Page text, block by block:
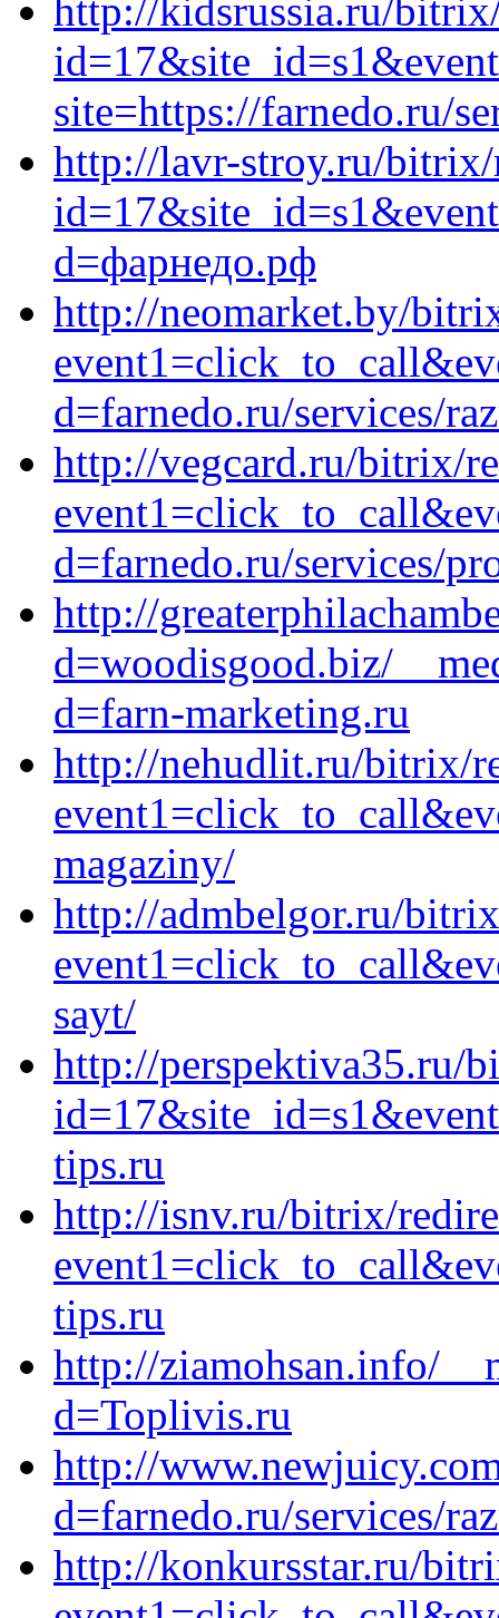
http://kidsrussia.ru/
site=https://farnedo.ru/
http://lavr-stroy.ru/
d=фарнедо.рф
http://neomarket.by/
d=farnedo.ru/services/
http://vegcard.ru/bitrix/
d=farnedo.ru/services/
http://
d=woodisgood.biz/
d=farn-marketing.ru
http://nehudlit.ru/bitrix/
magaziny/
http://admbelgor.ru/
sayt/
http://perspektiva35.ru/
tips.ru
http://isnv.ru/bitrix/
tips.ru
http://ziamohsan.info/
d=Toplivis.ru
http://
d=farnedo.ru/services/
http://konkursstar.ru/